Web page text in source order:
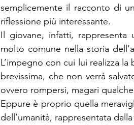
semplicemente il racconto di
riflessione più interessante.
Il giovane, infatti, rappresenta
molto comune nella storia
L’impegno con cui lui realizza
brevissima, che non verrà
ovvero rompersi, magari
Eppure è proprio quella
dell’umanità, rappresentata